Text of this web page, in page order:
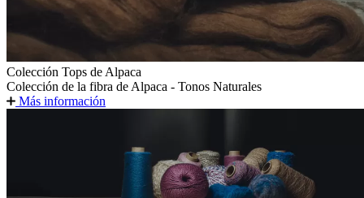
Colección Tops de Alpaca
Colección de la fibra de Alpaca - Tonos Naturales
Más información